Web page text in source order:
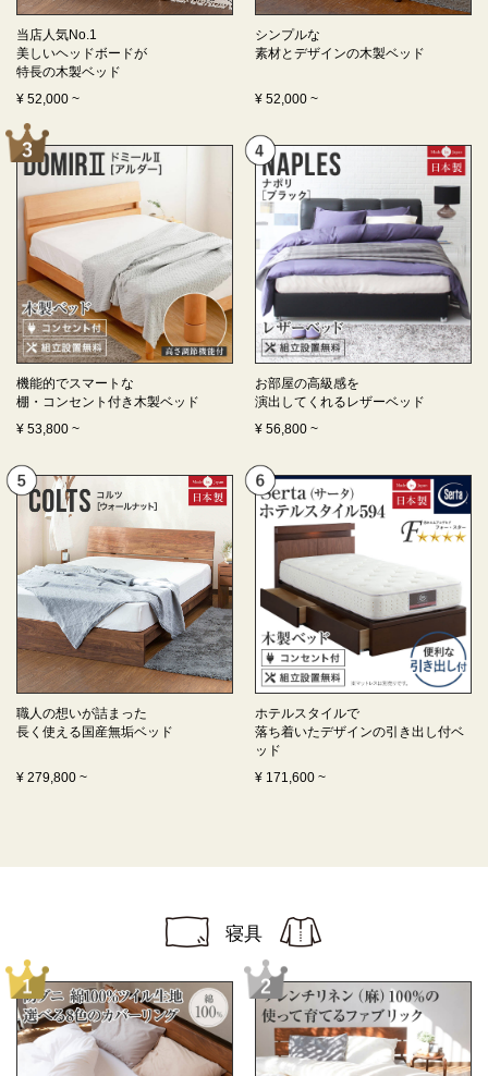
当店人気No.1
美しいヘッドボードが
特長の木製ベッド
¥ 52,000 ~
シンプルな
素材とデザインの木製ベッド
¥ 52,000 ~
機能的でスマートな
棚・コンセント付き木製ベッド
¥ 53,800 ~
お部屋の高級感を
演出してくれるレザーベッド
¥ 56,800 ~
職人の想いが詰まった
長く使える 国産無垢ベッド
¥ 279,800 ~
ホテルスタイルで
落ち着いたデザインの引き出し付ベ
ッド
¥ 171,600 ~
寝具